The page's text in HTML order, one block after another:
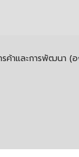
ค้าและการพัฒนา (